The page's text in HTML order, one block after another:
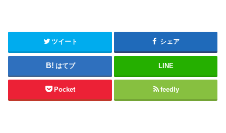
ツイート シェア
はてブ LINE
Pocket feedly